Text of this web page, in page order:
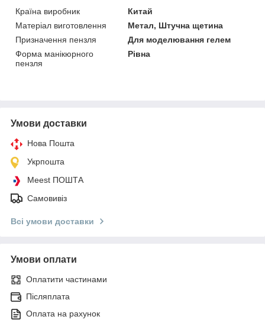
Країна виробник
Китай
Матеріал виготовлення
Метал, Штучна щетина
Призначення пензля
Для моделювання гелем
Форма манікюрного
пензля
Рівна
Умови доставки
Нова Пошта
Укрпошта
Meest ПОШТА
Самовивіз
Всі умови доставки
Умови оплати
Оплатити частинами
Післяплата
Оплата на рахунок